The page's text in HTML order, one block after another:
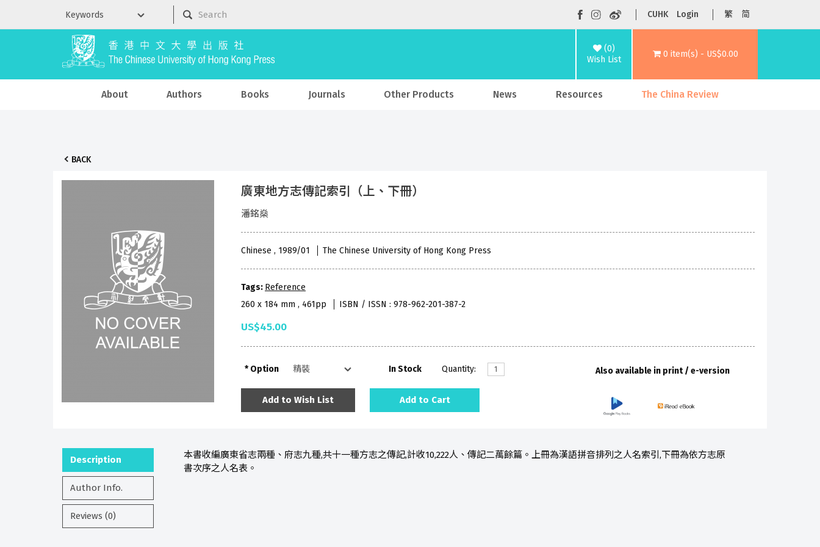
CUHK Login 繁 简
(0)
Wish List
0 item(s) - US$0.00
About Authors Books Journals Other Products News Resources The China Review
BACK
廣東地方志傳記索引（上、下冊）
潘銘燊
Chinese , 1989/01 The Chinese University of Hong Kong Press
Tags: Reference
260 x 184 mm , 461pp
ISBN / ISSN : 978-962-201-387-2
US$45.00
Option In Stock Quantity:
Add to Wish List Add to Cart
Also available in print / e-version
Description
Author Info.
Reviews (0)
本書收編廣東省志兩種、府志九種,共十一種方志之傳記,計收10,222人、傳記二萬餘篇。上冊為漢語拼音排列之人名索引,下冊為依方志原
書次序之人名表。